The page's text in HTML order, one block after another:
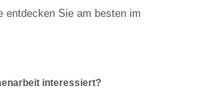
entdecken Sie am besten im
interessiert?